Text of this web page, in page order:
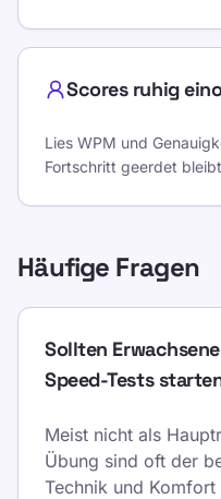
Scores ruhig
Lies WPM und
Fortschritt geerdet
Häufige Fragen
Sollten
Speed-Tests
Meist nicht als
Übung sind oft der
Technik und